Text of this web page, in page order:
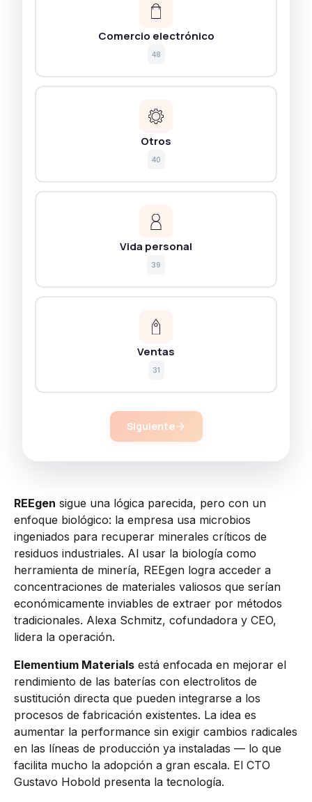
Comercio electrónico
48
Otros
40
Vida personal
39
Ventas
31
Siguiente
REEgen sigue una lógica parecida, pero con un
enfoque biológico: la empresa usa microbios
ingeniados para recuperar minerales críticos de
residuos industriales. Al usar la biología como
herramienta de minería, REEgen logra acceder a
concentraciones de materiales valiosos que serían
económicamente inviables de extraer por métodos
tradicionales. Alexa Schmitz, cofundadora y CEO,
lidera la operación.
Elementium Materials está enfocada en mejorar el
rendimiento de las baterías con electrolitos de
sustitución directa que pueden integrarse a los
procesos de fabricación existentes. La idea es
aumentar la performance sin exigir cambios radicales
en las líneas de producción ya instaladas — lo que
facilita mucho la adopción a gran escala. El CTO
Gustavo Hobold presenta la tecnología.